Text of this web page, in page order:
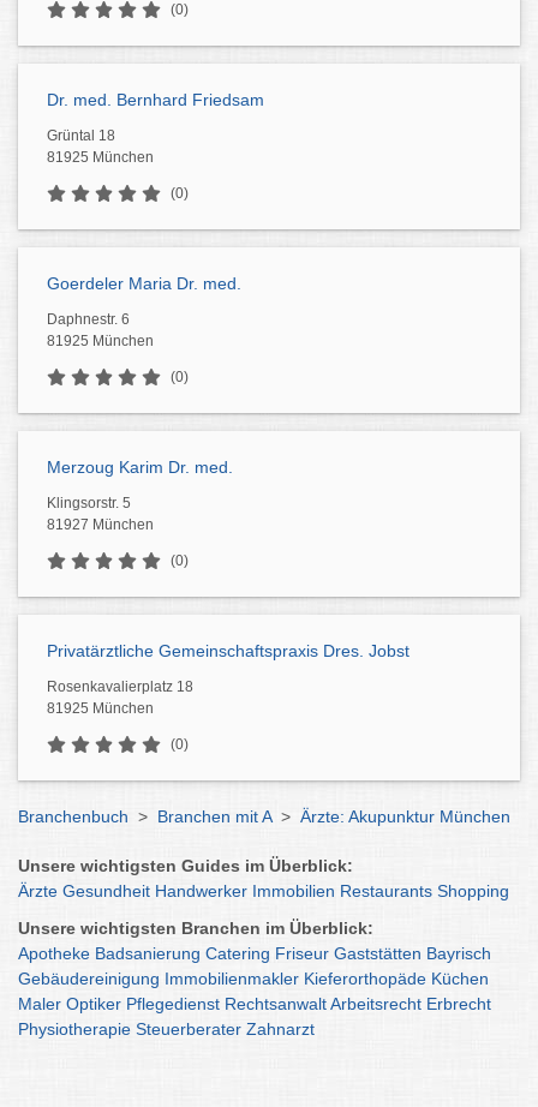
(0)
Dr. med. Bernhard Friedsam
Grüntal 18
81925 München
(0)
Goerdeler Maria Dr. med.
Daphnestr. 6
81925 München
(0)
Merzoug Karim Dr. med.
Klingsorstr. 5
81927 München
(0)
Privatärztliche Gemeinschaftspraxis Dres. Jobst
Rosenkavalierplatz 18
81925 München
(0)
Branchenbuch > Branchen mit A > Ärzte: Akupunktur München
Unsere wichtigsten Guides im Überblick:
Ärzte Gesundheit Handwerker Immobilien Restaurants Shopping
Unsere wichtigsten Branchen im Überblick:
Apotheke Badsanierung Catering Friseur Gaststätten Bayrisch
Gebäudereinigung Immobilienmakler Kieferorthopäde Küchen
Maler Optiker Pflegedienst RechtsanwaltArbeitsrecht Erbrecht
Physiotherapie Steuerberater Zahnarzt